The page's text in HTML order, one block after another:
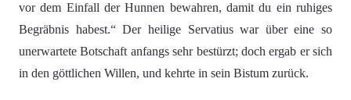
vor dem Einfall der Hunnen bewahren, damit du ein ruhiges
Begräbnis habest.“ Der heilige Servatius war über eine so
unerwartete Botschaft anfangs sehr bestürzt; doch ergab er sich
in den göttlichen Willen, und kehrte in sein Bistum zurück.